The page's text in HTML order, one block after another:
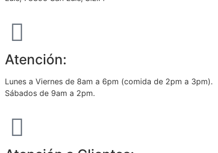
Atención:
Lunes a Viernes de 8am a 6pm (comida de 2pm a 3pm).
Sábados de 9am a 2pm.